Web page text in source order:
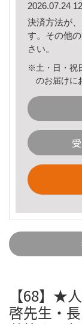
2026.07.24
決済方法が
す。その他
さい。
※土・日・祝
のお届けに
【68】★
啓先生・